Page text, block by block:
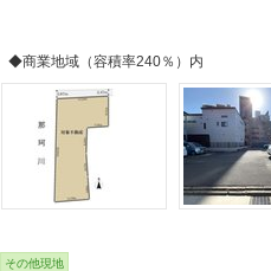
商業地域（容積率240％）内
その他現地